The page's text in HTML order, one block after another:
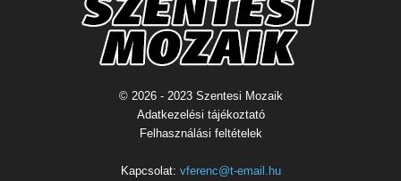
© 2026 - 2023 Szentesi Mozaik
Adatkezelési tájékoztató
Felhasználási feltételek
Kapcsolat: vferenc@t-email.hu